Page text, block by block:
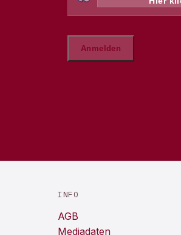
INFO
AGB
Mediadaten